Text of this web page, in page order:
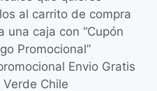
al carrito de compra
una caja con “Cupón
Promocional”
Envio Gratis
Chile